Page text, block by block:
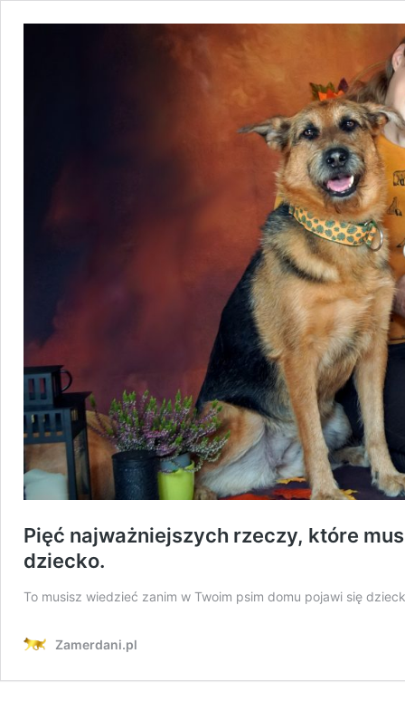
Pięć najważniejszych rzeczy, które
dziecko.
To musisz wiedzieć zanim w Twoim psim domu pojawi się
Zamerdani.pl